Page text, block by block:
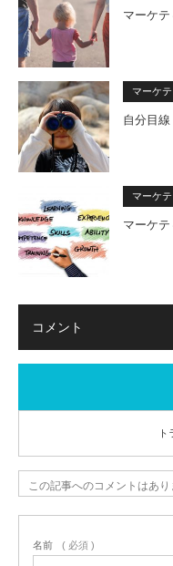
マーケ
マーケ
自分目
マーケ
マーケ
コメント
この記事へのコメントはあり
名前 ( 必須 )